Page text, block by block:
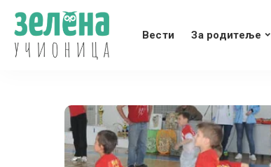
Вести За родитеље